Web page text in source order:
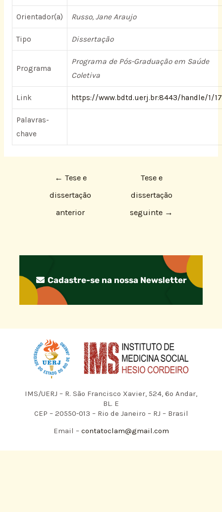
Orientador(a) Russo, Jane Araujo
Tipo Dissertação
Programa
Programa de Pós-Graduação em Saúde
Coletiva
Link https://www.bdtd.uerj.br:8443/handle/1/
Palavras-
chave
← Tese e
dissertação
anterior
Tese e
dissertação
seguinte →
Cadastre-se na nossa Newsletter
IMS/UERJ – R. São Francisco Xavier, 524, 6º Andar,
BL. E
CEP – 20550-013 – Rio de Janeiro – RJ – Brasil
Email –contatoclam@gmail.com